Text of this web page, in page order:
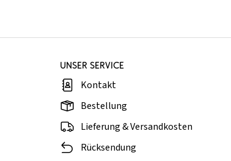
UNSER SERVICE
Kontakt
Bestellung
Lieferung & Versandkosten
Rücksendung